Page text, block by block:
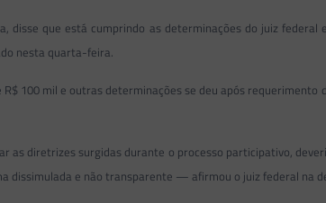
disse que está cumprindo as determinações do juiz
nesta quarta-feira.
100 mil e outras determinações se deu após
diretrizes surgidas durante o processo participativo,
dissimulada e não transparente — afirmou o juiz federal na